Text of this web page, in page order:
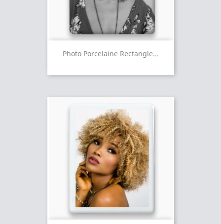
Photo Porcelaine Rectangle...